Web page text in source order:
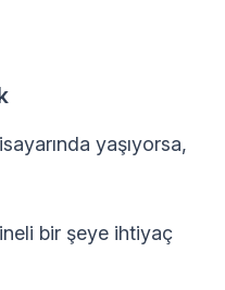
yaşıyorsa,
bir şeye ihtiyaç